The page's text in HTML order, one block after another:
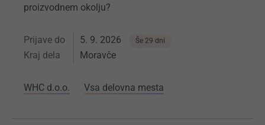
proizvodnem okolju?
Prijave do 5. 9. 2026 Še 29 dni
Kraj dela Moravče
WHC d.o.o. Vsa delovna mesta